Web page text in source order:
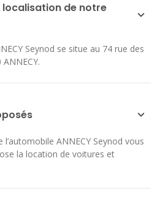
localisation de notre
Seynod se situe au 74 rue des
ANNECY.
ANNECY Seynod vous
la location de voitures et